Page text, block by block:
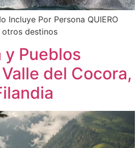
Incluye Por Persona QUIERO
otros destinos
y Pueblos
del Cocora,